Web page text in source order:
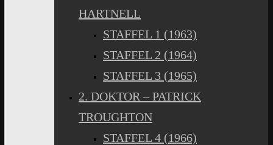
HARTNELL
STAFFEL 1 (1963)
STAFFEL 2 (1964)
STAFFEL 3 (1965)
2. DOKTOR – PATRICK
TROUGHTON
STAFFEL 4 (1966)